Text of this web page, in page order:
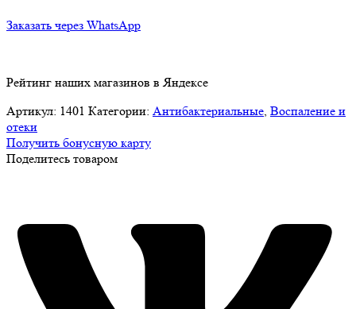
Заказать через WhatsApp
Рейтинг наших магазинов в Яндексе
Артикул: 1401 Категории: Антибактериальные Воспаление и
отеки
Получить бонусную карту
Поделитесь товаром